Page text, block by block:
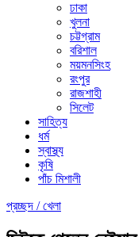
ঢাকা
খুলনা
চট্টগ্রাম
বরিশাল
ময়মনসিংহ
রংপুর
রাজশাহী
সিলেট
সাহিত্য
ধর্ম
স্বাস্থ্য
কৃষি
পাঁচ মিশালী
প্রচ্ছদ /খেলা